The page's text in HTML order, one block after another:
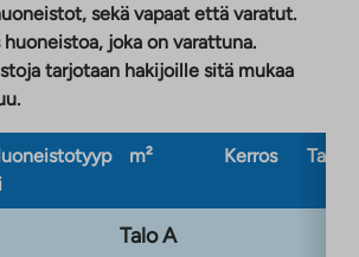
sekä vapaat että varatut.
joka on varattuna.
tarjotaan hakijoille sitä mukaa
m² Kerros
Talo A